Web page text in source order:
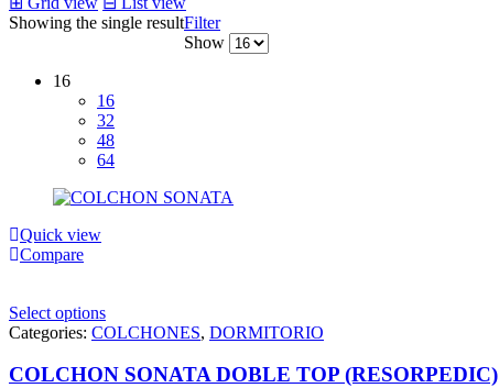
Showing the single resultFilter
Show
16
16
32
48
64
Quick view
Compare
Select options
Categories: COLCHONES, DORMITORIO
COLCHON SONATA DOBLE TOP (RESORPEDIC)